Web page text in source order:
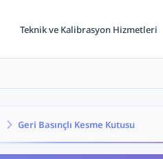
Teknik ve Kalibrasyon Hizmetleri
Geri Basınçlı Kesme Kutusu